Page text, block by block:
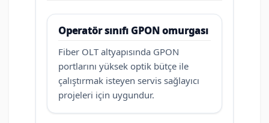
Operatör sınıfı GPON omurgası
Fiber OLT altyapısında GPON
portlarını yüksek optik bütçe ile
çalıştırmak isteyen servis sağlayıcı
projeleri için uygundur.